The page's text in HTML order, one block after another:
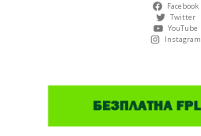
Facebook
Twitter
YouTube
Instagram